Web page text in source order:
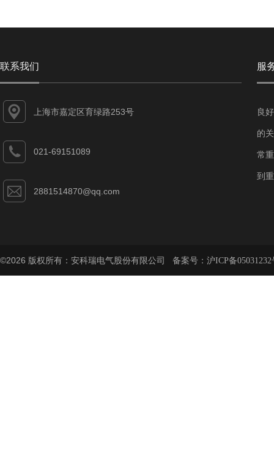
联系我们
上海市嘉定区育绿路253号
021-69151089
2881514870@qq.com
服
良
的
常
到
©2026 版权所有：安科瑞电气股份有限公司 备案号： 沪ICP备05031232